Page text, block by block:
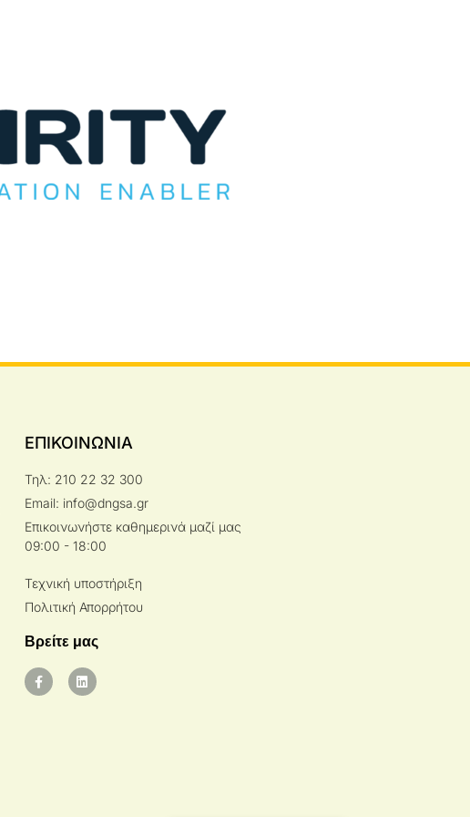
ΕΠΙΚΟΙΝΩΝΙΑ
Τηλ: 210 22 32 300
Email: info@dngsa.gr
Επικοινωνήστε καθημερινά μαζί μας
09:00 - 18:00
Τεχνική υποστήριξη
Πολιτική Απορρήτου
Βρείτε μας